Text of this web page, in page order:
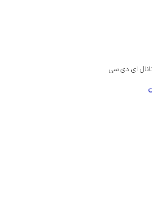
ای دی سی